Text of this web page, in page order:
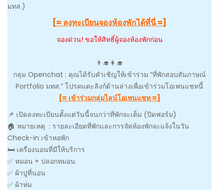
มทส.)
[= ลงทะเบียนจองห้องพักได้ที่นี่ =]
จองด่วน! ขอให้สิทธิ์ผู้จองห้องพักก่อน
👨‍🎓👩‍🎓
กลุ่ม Openchat : คุณได้รับคำเชิญให้เข้าร่วม “ที่พักสอบสัมภาษณ์
Portfolio มทส.” โปรดแตะลิงก์ด้านล่างเพื่อเข้าร่วมโอเพนแชทนี้
[= เข้าร่วมกลุ่มไลน์โอเพนแชท =]
📌 เปิดลงทะเบียนตั้งแต่วันนี้จนกว่าที่พักจะเต็ม (ปิดฟอร์ม)
🏠 หมายเหตุ : รายละเอียดที่พักและการจัดห้องพักจะแจ้งในวัน
Check-in เข้าหอพัก
🛏️ เครื่องนอนที่มีให้บริการ
✅ หมอน + ปลอกหมอน
✅ ผ้าปูที่นอน
✅ ผ้าห่ม